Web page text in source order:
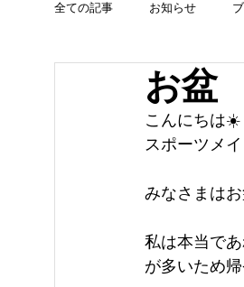
全ての記事 お知らせ
お盆
こんにちは☀️
スポーツメ
みなさまは
私は本当で
が多いため